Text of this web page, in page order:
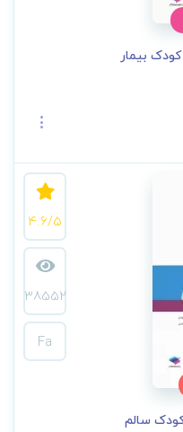
4.6/5
38552
Fa